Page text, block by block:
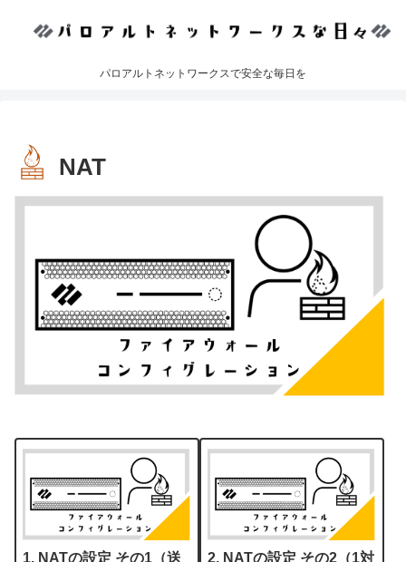
パロアルトネットワークスで安全な毎日を
NAT
NATの設定 その1（送
NATの設定 その2（1対